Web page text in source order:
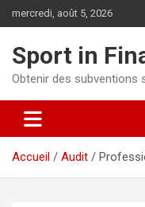
mercredi, août 5, 2026
Sport in
Obtenir des subventions
Accueil Audit